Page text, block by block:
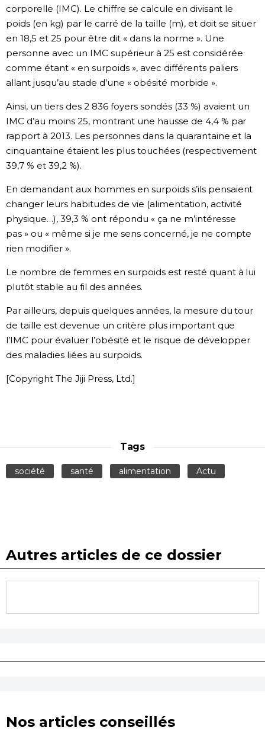
Le japonais
En plus
Données
Séries
Personnages
Chroniques
Images
Tokyo
corporelle (IMC). Le chiffre se calcule en divisant le
poids (en kg) par le carré de la taille (m), et doit se situer
en 18,5 et 25 pour être dit « dans la norme ». Une
personne avec un IMC supérieur à 25 est considérée
comme étant « en surpoids », avec différents paliers
allant jusqu’au stade d’une « obésité morbide ».
Ainsi, un tiers des 2 836 foyers sondés (33 %) avaient un
IMC d’au moins 25, montrant une hausse de 4,4 % par
rapport à 2013. Les personnes dans la quarantaine et la
cinquantaine étaient les plus touchées (respectivement
39,7 % et 39,2 %).
En demandant aux hommes en surpoids s’ils pensaient
changer leurs habitudes de vie (alimentation, activité
physique…), 39,3 % ont répondu « ça ne m’intéresse
pas » ou « même si je me sens concerné, je ne compte
rien modifier ».
Le nombre de femmes en surpoids est resté quant à lui
plutôt stable au fil des années.
Par ailleurs, depuis quelques années, la mesure du tour
de taille est devenue un critère plus important que
l’IMC pour évaluer l’obésité et le risque de développer
des maladies liées au surpoids.
[Copyright The Jiji Press, Ltd.]
Tags
société santé alimentation Actu
Autres articles de ce dossier
Nos articles conseillés